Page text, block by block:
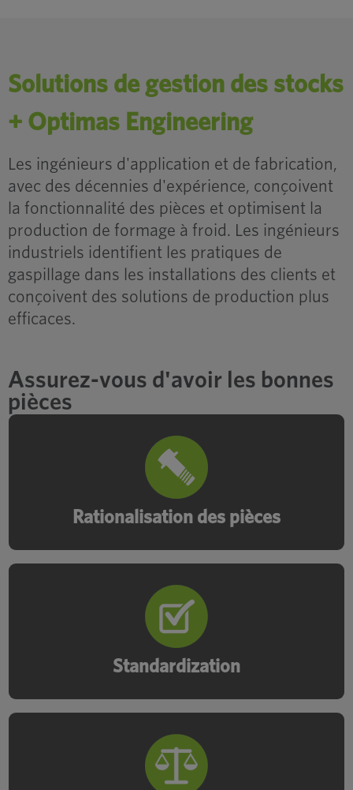
Solutions de gestion des stocks
+ Optimas Engineering
Les ingénieurs d'application et de fabrication,
avec des décennies d'expérience, conçoivent
la fonctionnalité des pièces et optimisent la
production de formage à froid. Les ingénieurs
industriels identifient les pratiques de
gaspillage dans les installations des clients et
conçoivent des solutions de production plus
efficaces.
Assurez-vous d'avoir les bonnes
pièces
Rationalisation des pièces
Découvrez des moyens de consolider et
de standardiser vos SKU afin de réduire
les coûts et la complexité.
Standardization
Develop a universal catalog of standard
fasteners for use across multiple
programs.
Identifiez et optimisez les meilleurs
processus et outils pour une production